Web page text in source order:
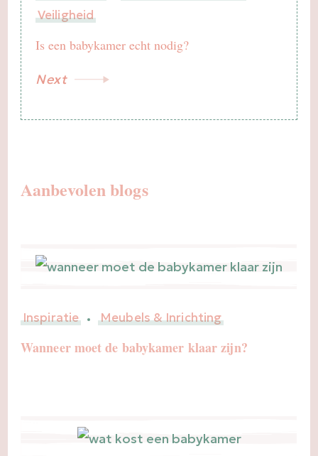
Veiligheid
Is een babykamer echt nodig?
Next
Aanbevolen blogs
Inspiratie Meubels & Inrichting
Wanneer moet de babykamer klaar zijn?